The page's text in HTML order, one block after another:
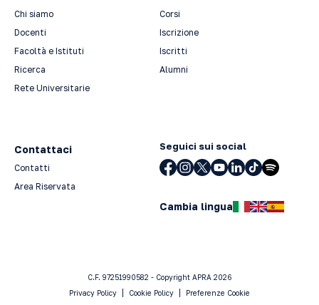
Chi siamo
Docenti
Facoltà e Istituti
Ricerca
Rete Universitarie
Corsi
Iscrizione
Iscritti
Alumni
Contattaci
Contatti
Area Riservata
Seguici sui social
Cambia lingua
C.F. 97251990582 - Copyright APRA 2026
Privacy Policy
Cookie Policy Preferenze Cookie